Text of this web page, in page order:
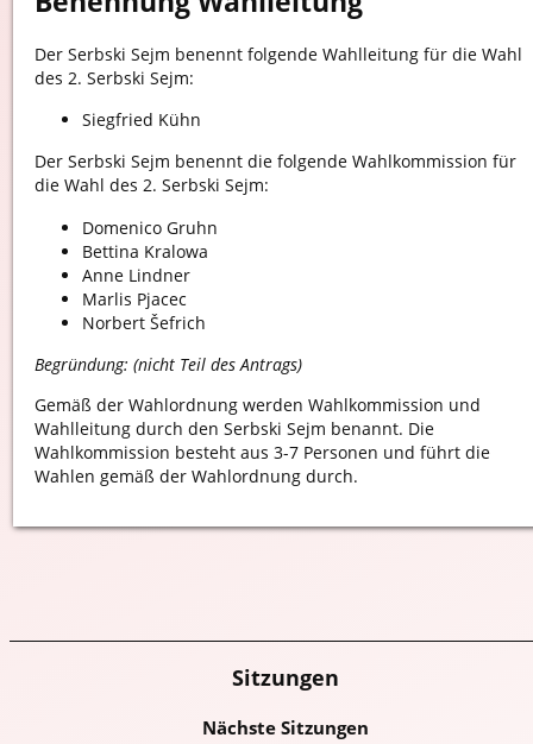
Sitzungen
Nächste Sitzungen
Der Serbski Sejm benennt folgende Wahlleitung für die Wahl
des 2. Serbski Sejm:
Siegfried Kühn
Der Serbski Sejm benennt die folgende Wahlkommission für
die Wahl des 2. Serbski Sejm:
Domenico Gruhn
Bettina Kralowa
Anne Lindner
Marlis Pjacec
Norbert Šefrich
Begründung: (nicht Teil des Antrags)
Gemäß der Wahlordnung werden Wahlkommission und
Wahlleitung durch den Serbski Sejm benannt. Die
Wahlkommission besteht aus 3-7 Personen und führt die
Wahlen gemäß der Wahlordnung durch.